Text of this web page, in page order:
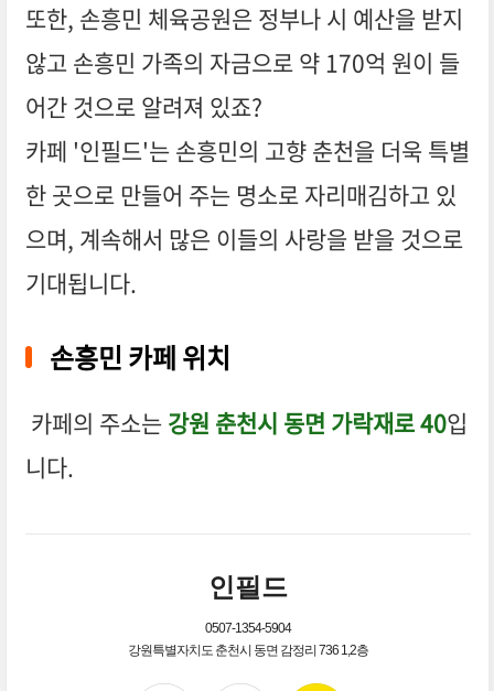
또한, 손흥민 체육공원은 정부나 시 예산을 받지
않고 손흥민 가족의 자금으로 약 170억 원이 들
어간 것으로 알려져 있죠?
카페 '인필드'는 손흥민의 고향 춘천을 더욱 특별
한 곳으로 만들어 주는 명소로 자리매김하고 있
으며, 계속해서 많은 이들의 사랑을 받을 것으로
기대됩니다.
손흥민 카페 위치
카페의 주소는강원 춘천시 동면 가락재로 40입
니다.